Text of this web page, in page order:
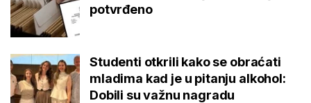
potvrđeno
Studenti otkrili kako se obraćati
mladima kad je u pitanju alkohol:
Dobili su važnu nagradu